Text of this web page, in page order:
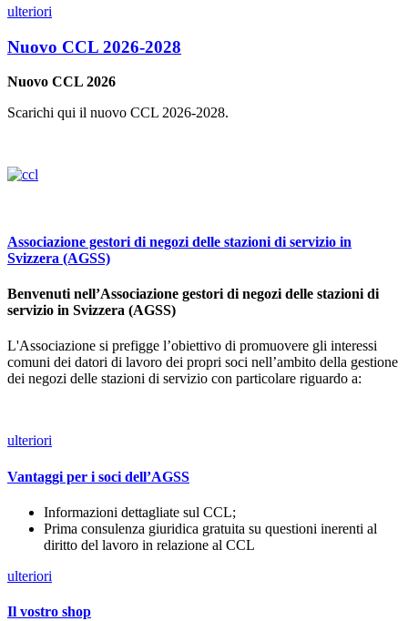
ulteriori
Nuovo CCL 2026-2028
Nuovo CCL 2026
Scarichi qui il nuovo CCL 2026-2028.
Associazione gestori di negozi delle stazioni di servizio in
Svizzera (AGSS)
Benvenuti nell’Asso­ciazione gestori di negozi delle stazioni di
servizio in Svizzera (AGSS)
L'Associazione si prefigge l’obiettivo di promuovere gli interessi
comuni dei datori di lavoro dei propri soci nell’ambito della gestione
dei negozi delle stazioni di servizio con particolare riguardo a:
ulteriori
Vantaggi per i soci dell’AGSS
Informazioni dettagliate sul CCL;
Prima consulenza giuridica gratuita su questioni inerenti al
diritto del lavoro in relazione al CCL
ulteriori
Il vostro shop